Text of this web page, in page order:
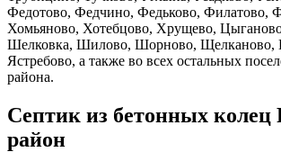
Федотово, Федчино, Федьково, Филатово,
Хомьяново, Хотебцово, Хрущево,
Шелковка, Шилово, Шорново, Щелканово,
Ястребово, а также во всех остальных
района.
Септик из бетонных колец
район